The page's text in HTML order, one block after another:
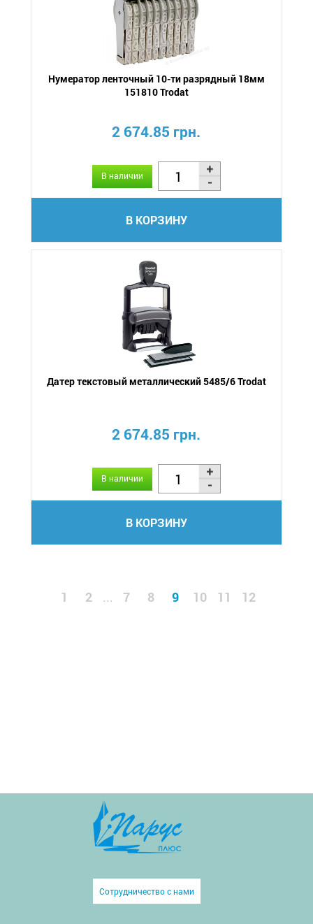
Нумератор ленточный 10-ти разрядный 18мм
151810 Trodat
2 674.85 грн.
В наличии
В КОРЗИНУ
Датер текстовый металлический 5485/6 Trodat
2 674.85 грн.
В наличии
В КОРЗИНУ
1 2 ... 7 8 9 10 11 12
Сотрудничество с нами